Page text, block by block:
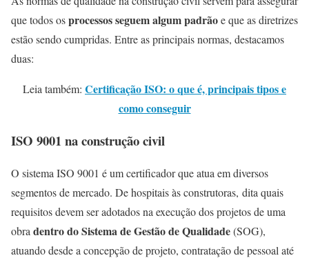
que todos osprocessos seguem algum padrãoe que as diretrizes
estão sendo cumpridas. Entre as principais normas, destacamos
duas:
Leia também: Certificação ISO: o que é, principais tipos e
como conseguir
ISO 9001 na construção civil
O sistema ISO 9001 é um certificador que atua em diversos
segmentos de mercado. De hospitais às construtoras, dita quais
requisitos devem ser adotados na execução dos projetos de uma
obra dentro do Sistema de Gestão de Qualidade(SOG),
atuando desde a concepção de projeto, contratação de pessoal até